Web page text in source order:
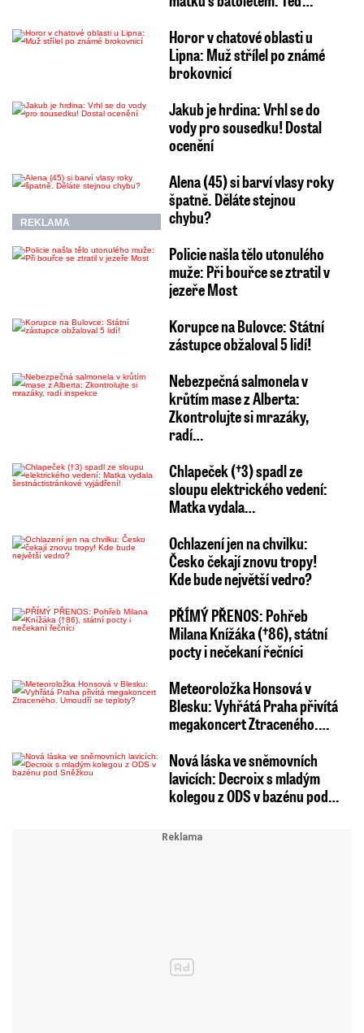
Horor v chatové oblasti u
Lipna: Muž střílel po známé
brokovnicí
Jakub je hrdina: Vrhl se do
vody pro sousedku! Dostal
ocenění
REKLAMA
Alena (45) si barví vlasy roky
špatně. Děláte stejnou
chybu?
Policie našla tělo utonulého
muže: Při bouřce se ztratil v
jezeře Most
Korupce na Bulovce: Státní
zástupce obžaloval 5 lidí!
Nebezpečná salmonela v
krůtím mase z Alberta:
Zkontrolujte si mrazáky,
radí…
Chlapeček (†3) spadl ze
sloupu elektrického vedení:
Matka vydala…
Ochlazení jen na chvilku:
Česko čekají znovu tropy!
Kde bude největší vedro?
PŘÍMÝ PŘENOS: Pohřeb
Milana Knížáka (†86), státní
pocty i nečekaní řečníci
Meteoroložka Honsová v
Blesku: Vyhřátá Praha přivítá
megakoncert Ztraceného.…
Nová láska ve sněmovních
lavicích: Decroix s mladým
kolegou z ODS v bazénu pod…